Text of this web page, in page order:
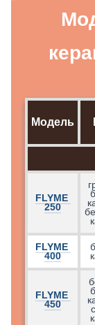
Модель
FLYME
250
FLYME
400
FLYME
450